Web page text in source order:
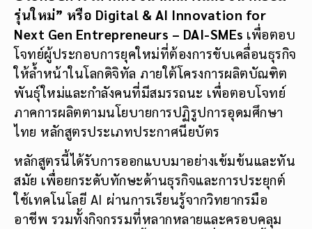
รุ่นใหม่” หรือ Digital & AI Innovation for
Next Gen Entrepreneurs – DAI-SMEs เพื่อตอบ
โจทย์ผู้ประกอบการยุคใหม่ที่ต้องการขับเคลื่อนธุรกิจ
ให้ล้ำหน้าในโลกดิจิทัล ภายใต้โครงการผลิตบัณฑิต
พันธุ์ใหม่และกำลังคนที่มีสมรรถนะ เพื่อตอบโจทย์
ภาคการผลิตตามนโยบายการปฏิรูปการอุดมศึกษา
ไทย หลักสูตรประเภทประกาศนียบัตร
หลักสูตรนี้ได้รับการออกแบบมาอย่างเข้มข้นและทัน
สมัย เพื่อยกระดับทักษะด้านธุรกิจและการประยุกต์
ใช้เทคโนโลยี AI ผ่านการเรียนรู้จากวิทยากรมือ
อาชีพ รวมทั้งกิจกรรมที่หลากหลายและครอบคลุม